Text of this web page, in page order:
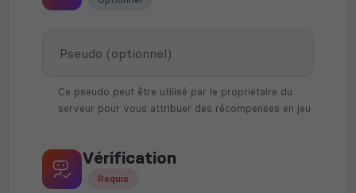
Ce pseudo peut être utilisé par le propriétaire du
serveur pour vous attribuer des récompenses en jeu
Vérification
Requis